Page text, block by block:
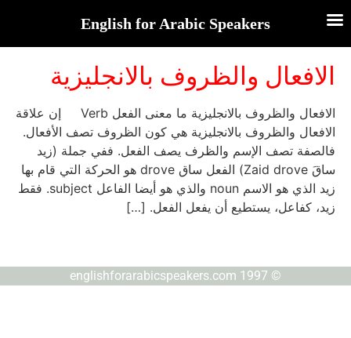
الافعال والظروف بالانجليزية
الافعال والظروف بالانجليزية ما معنى الفعل Verb إن علاقة
الافعال والظروف بالانجليزية هي كون الظروف تصف الأفعال.
فالصفة تصف الإسم والظرف يصف الفعل. ففي جملة (زيد
ساقَ Zaid drove) الفعل ساق drove هو الحركة التي قام بها
زيد الذي هو الاسم noun والذي هو أيضا الفاعل subject. فقط
زيد، كفاعل، يستطيع أن يفعل الفعل. […]
© englishforarabicspeakers.com 1997
English for Arabic Speakers